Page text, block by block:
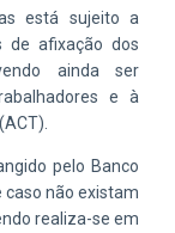
está sujeito a
de afixação dos
ainda ser
e à
pelo Banco
caso não existam
realiza-se em